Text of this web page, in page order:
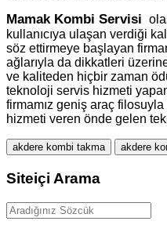
MamakKombi Servisi
kullanıcıya ulaşan verdiği
söz ettirmeye başlayan
ağlarıyla da dikkatleri
ve kaliteden hiçbir zaman
teknoloji servis hizmeti
firmamız geniş araç
hizmeti veren önde gelen
akdere kombi takma akdere
Siteiçi Arama